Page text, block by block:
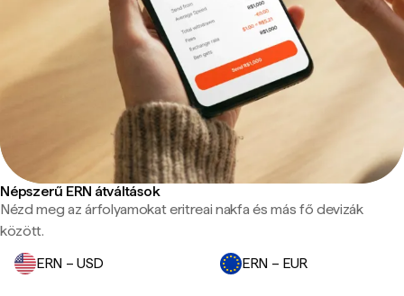
Népszerű ERN átváltások
Nézd meg az árfolyamokat eritreai nakfa és más fő devizák
között.
ERN – USD
ERN – EUR